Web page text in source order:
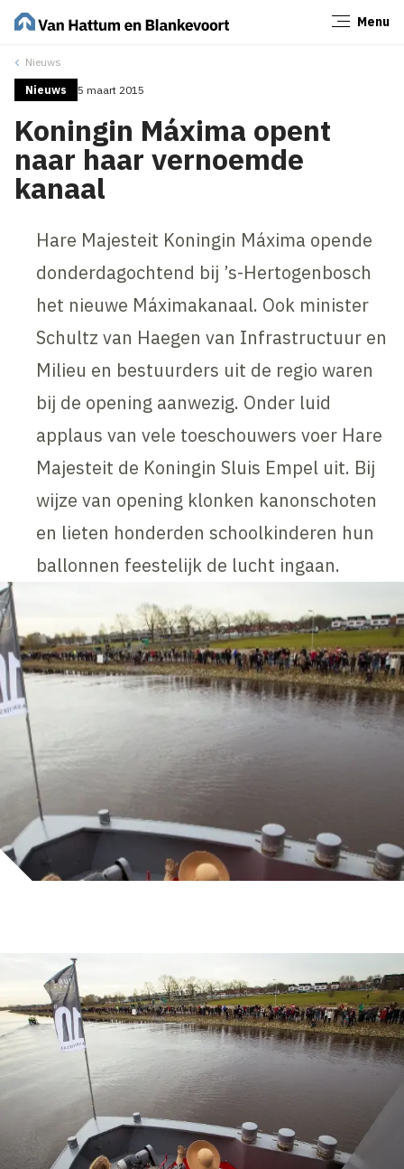
Menu
Nieuws
Nieuws 5 maart 2015
Koningin Máxima opent
naar haar vernoemde
kanaal
Hare Majesteit Koningin Máxima opende
donderdagochtend bij ’s-Hertogenbosch
het nieuwe Máximakanaal. Ook minister
Schultz van Haegen van Infrastructuur en
Milieu en bestuurders uit de regio waren
bij de opening aanwezig. Onder luid
applaus van vele toeschouwers voer Hare
Majesteit de Koningin Sluis Empel uit. Bij
wijze van opening klonken kanonschoten
en lieten honderden schoolkinderen hun
ballonnen feestelijk de lucht ingaan.
Sluiten